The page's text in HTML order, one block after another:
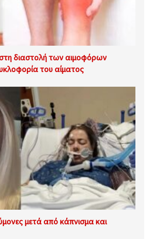
στη διαστολή των αιμοφόρων
του αίματος
μετά από κάπνισμα και